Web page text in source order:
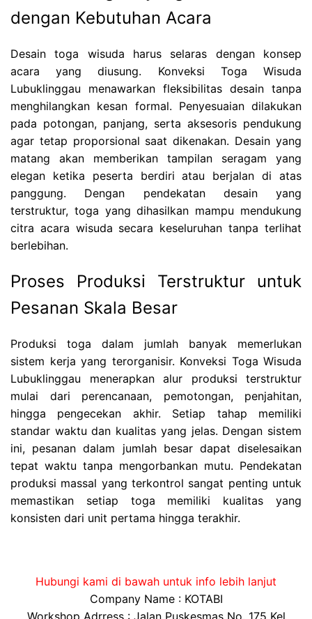
dengan Kebutuhan Acara
Desain toga wisuda harus selaras dengan konsep
acara yang diusung. Konveksi Toga Wisuda
Lubuklinggau menawarkan fleksibilitas desain tanpa
menghilangkan kesan formal. Penyesuaian dilakukan
pada potongan, panjang, serta aksesoris pendukung
agar tetap proporsional saat dikenakan. Desain yang
matang akan memberikan tampilan seragam yang
elegan ketika peserta berdiri atau berjalan di atas
panggung. Dengan pendekatan desain yang
terstruktur, toga yang dihasilkan mampu mendukung
citra acara wisuda secara keseluruhan tanpa terlihat
berlebihan.
Proses Produksi Terstruktur untuk
Pesanan Skala Besar
Produksi toga dalam jumlah banyak memerlukan
sistem kerja yang terorganisir. Konveksi Toga Wisuda
Lubuklinggau menerapkan alur produksi terstruktur
mulai dari perencanaan, pemotongan, penjahitan,
hingga pengecekan akhir. Setiap tahap memiliki
standar waktu dan kualitas yang jelas. Dengan sistem
ini, pesanan dalam jumlah besar dapat diselesaikan
tepat waktu tanpa mengorbankan mutu. Pendekatan
produksi massal yang terkontrol sangat penting untuk
memastikan setiap toga memiliki kualitas yang
konsisten dari unit pertama hingga terakhir.
Hubungi kami di bawah untuk info lebih lanjut
Company Name : KOTABI